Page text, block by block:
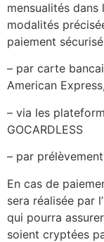
mensualités
modalités
paiement
– par carte
American
– via les
GOCARDLESS
– par
En cas de
sera réalisée par
qui pourra
soient cryptées